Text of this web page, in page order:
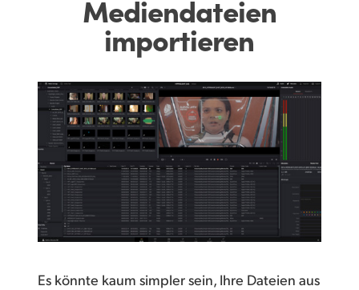
Mediendateien
importieren
Es könnte kaum simpler sein, Ihre Dateien aus